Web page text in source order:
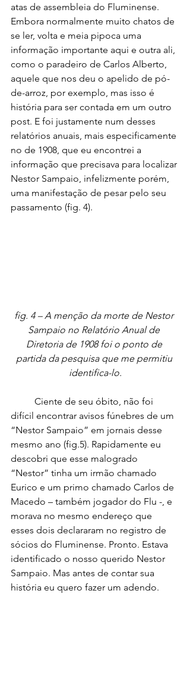
atas de assembleia do Fluminense.
Embora normalmente muito chatos de
se ler, volta e meia pipoca uma
informação importante aqui e outra ali,
como o paradeiro de Carlos Alberto,
aquele que nos deu o apelido de pó-
de-arroz, por exemplo, mas isso é
história para ser contada em um outro
post. E foi justamente num desses
relatórios anuais, mais especificamente
no de 1908, que eu encontrei a
informação que precisava para localizar
Nestor Sampaio, infelizmente porém,
uma manifestação de pesar pelo seu
passamento (fig. 4).
fig. 4 – A menção da morte de Nestor
Sampaio no Relatório Anual de
Diretoria de 1908 foi o ponto de
partida da pesquisa que me permitiu
identifica-lo.
difícil encontrar avisos fúnebres de um
“Nestor Sampaio” em jornais desse
mesmo ano (fig.5). Rapidamente eu
descobri que esse malogrado
“Nestor” tinha um irmão chamado
Eurico e um primo chamado Carlos de
Macedo – também jogador do Flu -, e
morava no mesmo endereço que
esses dois declararam no registro de
sócios do Fluminense. Pronto. Estava
identificado o nosso querido Nestor
Sampaio. Mas antes de contar sua
história eu quero fazer um adendo.